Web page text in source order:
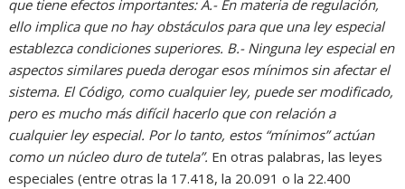
que tiene efectos importantes: A.- En materia de regulación,
ello implica que no hay obstáculos para que una ley especial
establezca condiciones superiores. B.- Ninguna ley especial en
aspectos similares pueda derogar esos mínimos sin afectar el
sistema. El Código, como cualquier ley, puede ser modificado,
pero es mucho más difícil hacerlo que con relación a
cualquier ley especial. Por lo tanto, estos “mínimos” actúan
como un núcleo duro de tutela”. En otras palabras, las leyes
especiales (entre otras la 17.418, la 20.091 o la 22.400